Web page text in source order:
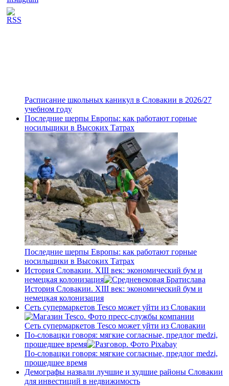
Расписание школьных каникул в Словакии в 2026/27
учебном году
Последние шерпы Европы: как работают горные
носильщики в Высоких Татрах
Последние шерпы Европы: как работают горные
носильщики в Высоких Татрах
История Словакии. XIII век: экономический бум и
немецкая колонизация
История Словакии. XIII век: экономический бум и
немецкая колонизация
Сеть супермаркетов Tesco может уйти из Словакии
Сеть супермаркетов Tesco может уйти из Словакии
По-словацки говоря: мягкие согласные, предлог medzi,
прошедшее время
По-словацки говоря: мягкие согласные, предлог medzi,
прошедшее время
Демографы назвали лучшие и худшие районы Словакии
для инвестиций в недвижимость